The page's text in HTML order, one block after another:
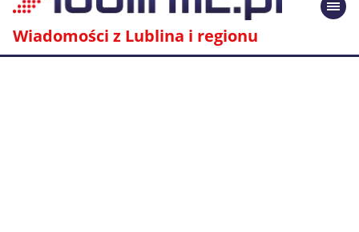
Wiadomości z Lublina i regionu